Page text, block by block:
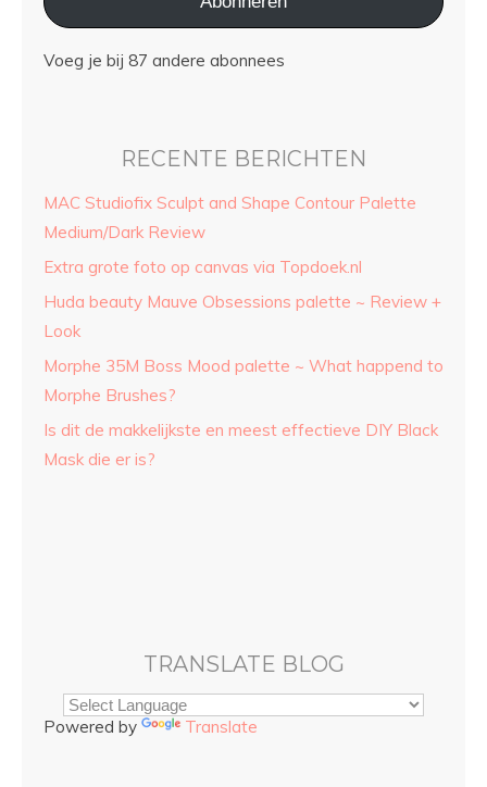
Voeg je bij 87 andere abonnees
RECENTE BERICHTEN
MAC Studiofix Sculpt and Shape Contour Palette
Medium/Dark Review
Extra grote foto op canvas via Topdoek.nl
Huda beauty Mauve Obsessions palette ~ Review +
Look
Morphe 35M Boss Mood palette ~ What happend to
Morphe Brushes?
Is dit de makkelijkste en meest effectieve DIY Black
Mask die er is?
TRANSLATE BLOG
Powered by Translate